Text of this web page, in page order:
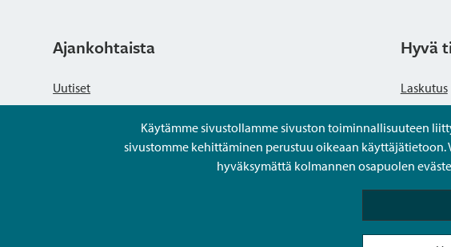
Käytämme sivustollamme sivuston toiminnallisuuteen
sivustomme kehittäminen perustuu oikeaan käyttäjätietoon.
hyväksymättä kolmannen osapuolen
Ajankohtaista
Uutiset
Hyvä
Laskutus
Usein